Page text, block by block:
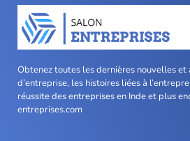
Obtenez toutes les dernières nouvelles et
d’entreprise, les histoires liées à
réussite des entreprises en Inde et plus
entreprises.com